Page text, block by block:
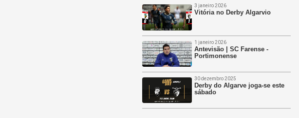
3 janeiro 2026
Vitória no Derby Algarvio
1 janeiro 2026
Antevisão | SC Farense -
Portimonense
30 dezembro 2025
Derby do Algarve joga-se este
sábado